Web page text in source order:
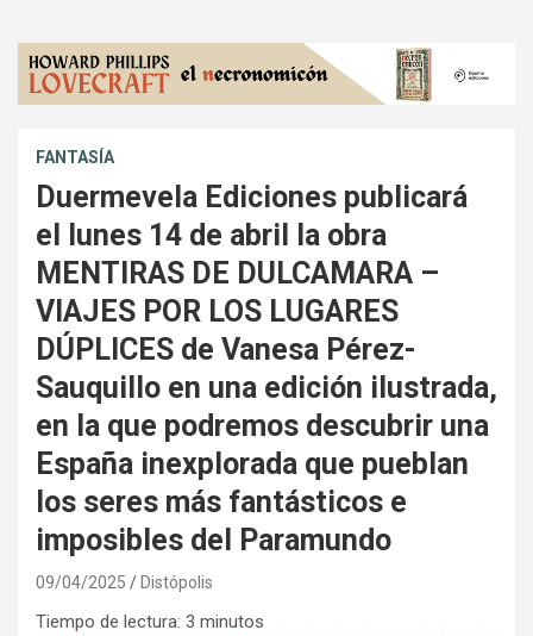
FANTASÍA
Duermevela Ediciones publicará
el lunes 14 de abril la obra
MENTIRAS DE DULCAMARA –
VIAJES POR LOS LUGARES
DÚPLICES de Vanesa Pérez-
Sauquillo en una edición ilustrada,
en la que podremos descubrir una
España inexplorada que pueblan
los seres más fantásticos e
imposibles del Paramundo
09/04/2025 Distópolis
Tiempo de lectura: 3 minutos